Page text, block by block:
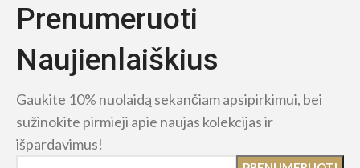
Prenumeruoti
Naujienlaiškius
Gaukite 10% nuolaidą sekančiam apsipirkimui, bei
sužinokite pirmieji apie naujas kolekcijas ir
išpardavimus!